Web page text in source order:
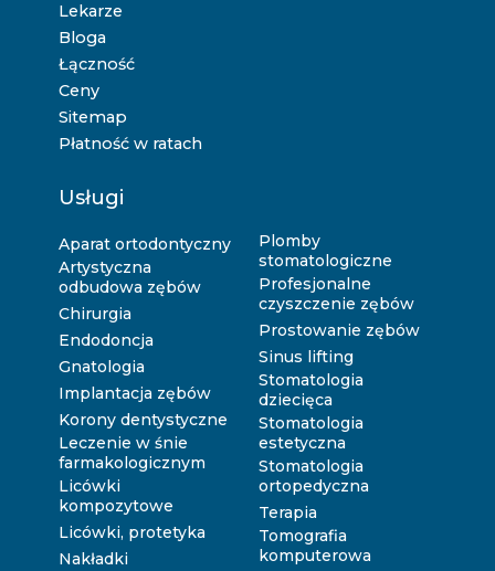
Lekarze
Bloga
Łączność
Ceny
Sitemap
Płatność w ratach
Usługi
Aparat ortodontyczny
Artystyczna
odbudowa zębów
Chirurgia
Endodoncja
Gnatologia
Implantacja zębów
Korony dentystyczne
Leczenie w śnie
farmakologicznym
Licówki
kompozytowe
Licówki, protetyka
Nakładki
Plomby
stomatologiczne
Profesjonalne
czyszczenie zębów
Prostowanie zębów
Sinus lifting
Stomatologia
dziecięca
Stomatologia
estetyczna
Stomatologia
ortopedyczna
Terapia
Tomografia
komputerowa